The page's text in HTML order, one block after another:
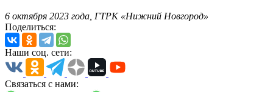
6 октября 2023 года, ГТРК «Нижний Новгород»
Поделиться:
Наши соц. сети:
Связаться с нами: